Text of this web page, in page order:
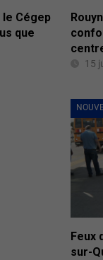
Cégep
que
15
Feux
sur-